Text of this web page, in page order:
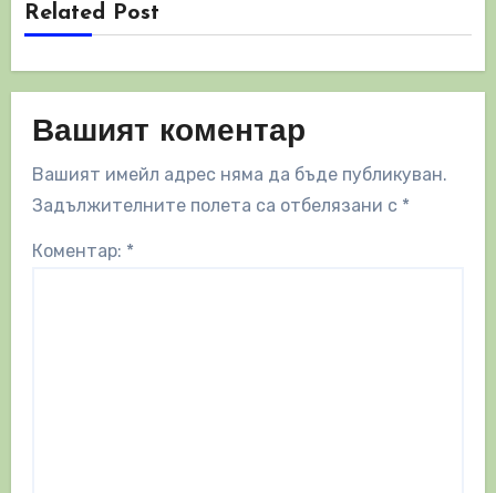
Related Post
Вашият коментар
Вашият имейл адрес няма да бъде публикуван.
Задължителните полета са отбелязани с *
Коментар: *